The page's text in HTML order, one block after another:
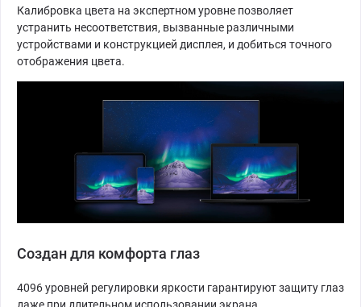
Калибровка цвета на экспертном уровне позволяет
устранить несоответствия, вызванные различными
устройствами и конструкцией дисплея, и добиться точного
отображения цвета.
Создан для комфорта глаз
4096 уровней регулировки яркости гарантируют защиту глаз